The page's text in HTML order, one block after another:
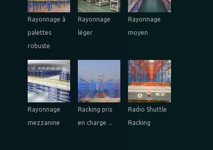
Rayonnage à
palettes
robuste
Rayonnage
léger
Rayonnage
moyen
Rayonnage
mezzanine
Racking pris
en charge ...
Radio Shuttle
Racking